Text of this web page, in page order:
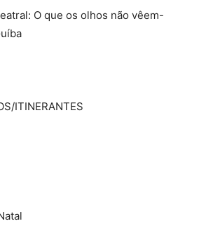
O que os olhos não vêem-
ITINERANTES